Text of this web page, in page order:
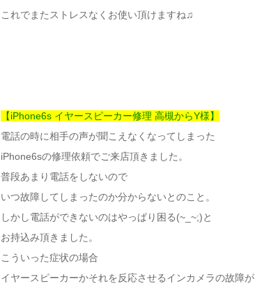
これでまたストレスなくお使い頂けますね♫
【iPhone6s イヤースピーカー修理 高槻からY様】
電話の時に相手の声が聞こえなくなってしまった
iPhone6sの修理依頼でご来店頂きました。
普段あまり電話をしないので
いつ故障してしまったのか分からないとのこと。
しかし電話ができないのはやっぱり困る(~_~;)と
お持込み頂きました。
こういった症状の場合
イヤースピーカーかそれを反応させるインカメラの故障が